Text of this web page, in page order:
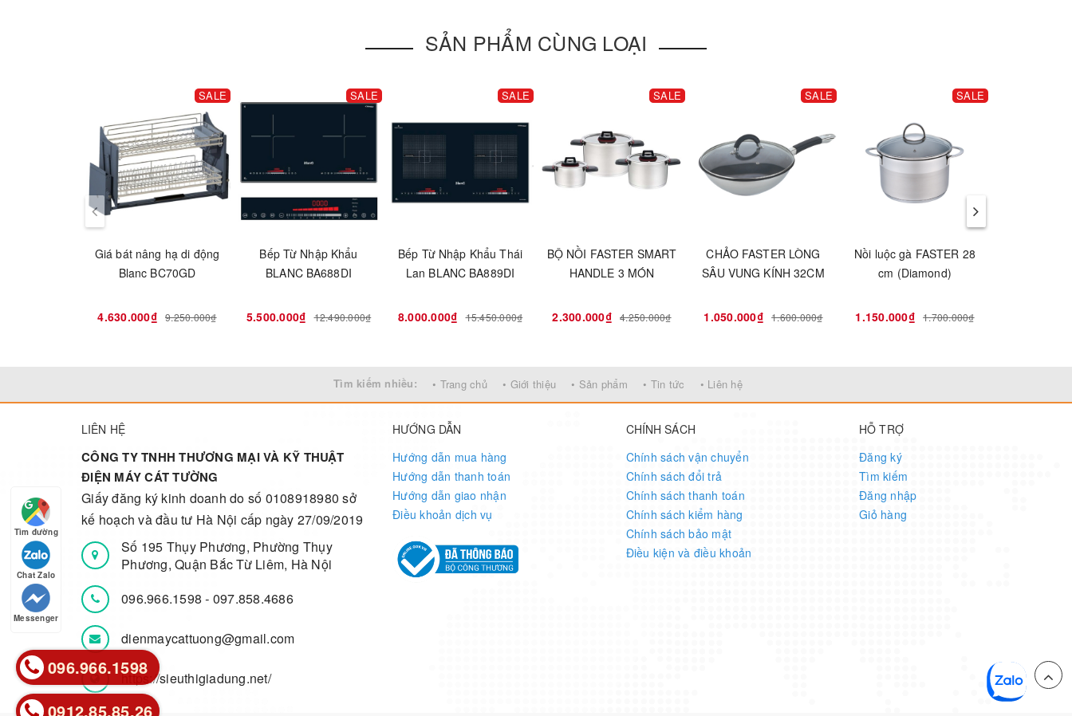
SẢN PHẨM CÙNG LOẠI
SALE
Giá bát nâng hạ di động
Blanc BC70GD
4.630.000₫ 9.250.000₫
SALE
Bếp Từ Nhập Khẩu
BLANC BA688DI
5.500.000₫ 12.490.000₫
SALE
Bếp Từ Nhập Khẩu Thái
Lan BLANC BA889DI
8.000.000₫ 15.450.000₫
SALE
BỘ NỒI FASTER SMART
HANDLE 3 MÓN
2.300.000₫ 4.250.000₫
SALE
CHẢO FASTER LÒNG
SÂU VUNG KÍNH 32CM
1.050.000₫ 1.600.000₫
SALE
Nồi luộc gà FASTER 28
cm (Diamond)
1.150.000₫ 1.700.000₫
Tìm kiếm nhiều: • Trang chủ • Giới thiệu • Sản phẩm • Tin tức • Liên hệ
LIÊN HỆ
CÔNG TY TNHH THƯƠNG MẠI VÀ KỸ THUẬT
ĐIỆN MÁY CÁT TƯỜNG
Giấy đăng ký kinh doanh do số 0108918980 sở
kế hoạch và đầu tư Hà Nội cấp ngày 27/09/2019
Số 195 Thụy Phương, Phường Thụy
Phương, Quận Bắc Từ Liêm, Hà Nội
096.966.1598- 097.858.4686
dienmaycattuong@gmail.com
https://sieuthigiadung.net/
HƯỚNG DẪN
Hướng dẫn mua hàng
Hướng dẫn thanh toán
Hướng dẫn giao nhận
Điều khoản dịch vụ
CHÍNH SÁCH
Chính sách vận chuyển
Chính sách đổi trả
Chính sách thanh toán
Chính sách kiểm hàng
Chính sách bảo mật
Điều kiện và điều khoản
HỖ TRỢ
Đăng ký
Tìm kiếm
Đăng nhập
Giỏ hàng
096.966.1598
0912.85.85.26
Tìm đường
Chat Zalo
Messenger
096.966.1598
0912.85.85.26